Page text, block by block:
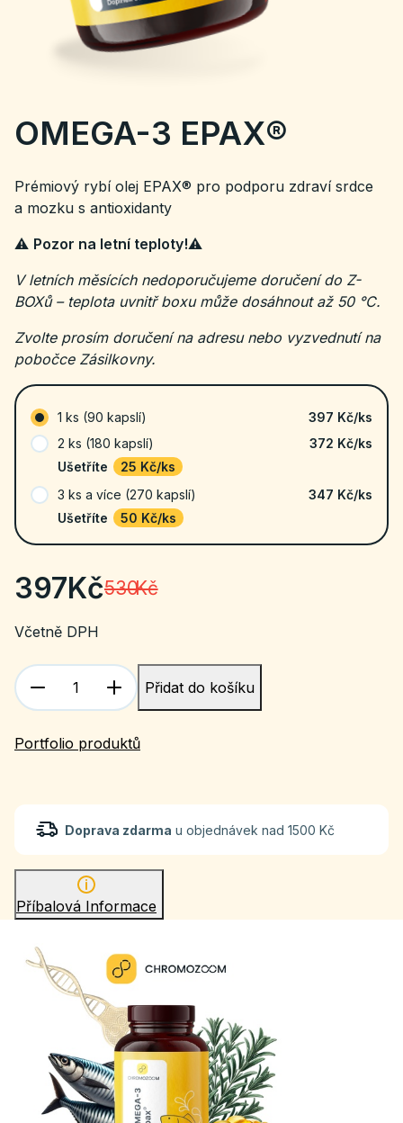
OMEGA-3 EPAX®
Prémiový rybí olej EPAX® pro podporu zdraví srdce
a mozku s antioxidanty
⚠️ Pozor na letní teploty!⚠️
V letních měsících nedoporučujeme doručení do Z-
BOXů – teplota uvnitř boxu může dosáhnout až 50 °C.
Zvolte prosím doručení na adresu nebo vyzvednutí na
pobočce Zásilkovny.
1 ks (90 kapslí) 397 Kč/ks
2 ks (180 kapslí)
372 Kč/ks
Ušetříte
25 Kč/ks
3 ks a více (270 kapslí)
347 Kč/ks
Ušetříte
50 Kč/ks
397Kč530Kč
Včetně DPH
Přidat do košíku
Portfolio produktů
Doprava zdarma u objednávek nad 1500 Kč
Příbalová Informace